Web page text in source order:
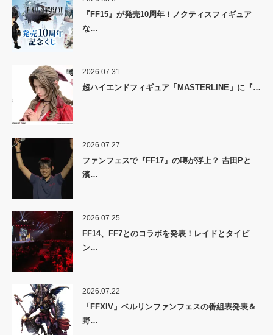
『FF15』が発売10周年！ノクティスフィギュア
な…
2026.07.31
超ハイエンドフィギュア「MASTERLINE」に『…
2026.07.27
ファンフェスで『FF17』の噂が浮上？ 吉田Pと
濱…
2026.07.25
FF14、FF7とのコラボを発表！レイドとタイピ
ン…
2026.07.22
「FFXIV」ベルリンファンフェスの番組表発表＆
野…